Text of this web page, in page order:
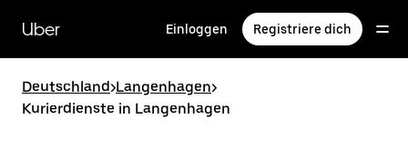
zum
Hauptinhalt
Uber Einloggen Registriere dich
Deutschland>Langenhagen>
Kurierdienste in Langenhagen